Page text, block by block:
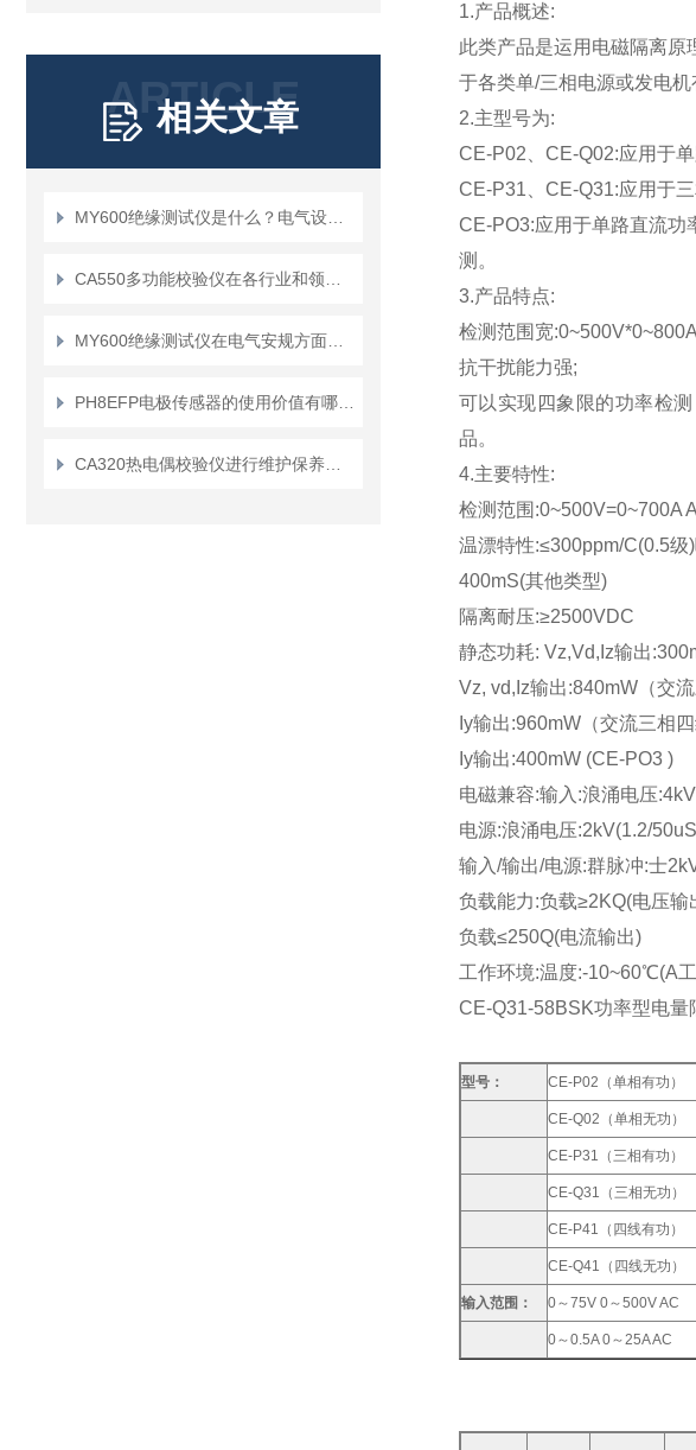
ARTICLE
相关文章
1.产品概述:
此类产品是运用电磁隔离原
于各类单/三相电源或发电机
2.主型号为:
CE-P02、CE-Q02:应用于
CE-P31、CE-Q31:应用于
CE-PO3:应用于单路直流功
测。
3.产品特点:
检测范围宽
抗干扰能力强;
可以实现四象限的功率检
品。
4.主要特性:
检测范围:0~500V=0~700A
温漂特性:≤300ppm/C(0.5
400mS(其他类型)
隔离耐压:≥2500VDC
静态功耗: Vz,Vd,Iz输出
Vz, vd,Iz输出:840mW（交
Iy输出:960mW（交流三相
Iy输出:400mW (CE-PO3 )
电磁兼容:输入:浪涌电压
电源:浪涌电压:2kV(1.2/
输入/输出/电源:群脉冲:士
负载能力:负载≥2KQ(电压输
负载≤250Q(电流输出)
工作环境:温度:-10~60℃(A
CE-Q31-58BSK功率型电量
型号： CE-P02（单相有功）
CE-Q02（单相无功）
CE-P31（三相有功）
CE-Q31（三相无功）
CE-P41（四线有功）
CE-Q41（四线无功）
输入范围： 0～75V 0～500V AC
0～0.5A 0～25A AC